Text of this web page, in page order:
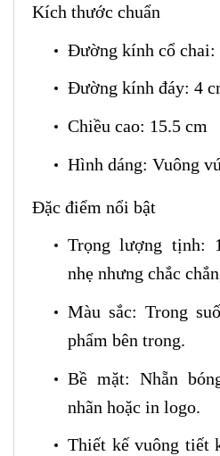
Kích thước chuẩn
Đường kính cổ chai:
Đường kính đáy: 4
Chiều cao: 15.5 cm
Hình dáng: Vuông
Đặc điểm nổi bật
Trọng lượng tịnh:
nhẹ nhưng chắc
Màu sắc: Trong
phẩm bên trong.
Bề mặt: Nhẵn
nhãn hoặc in logo.
Thiết kế vuông tiết